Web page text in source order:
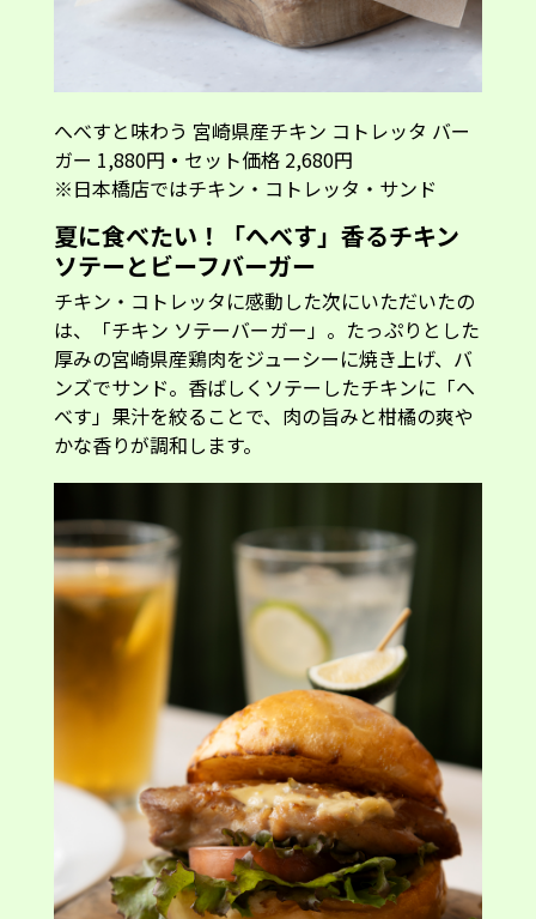
へべすと味わう 宮崎県産チキン コトレッタ バー
ガー 1,880円・セット価格 2,680円
※日本橋店ではチキン・コトレッタ・サンド
夏に食べたい！「へべす」香るチキン
ソテーとビーフバーガー
チキン・コトレッタに感動した次にいただいたの
は、「チキン ソテーバーガー」。たっぷりとした
厚みの宮崎県産鶏肉をジューシーに焼き上げ、バ
ンズでサンド。香ばしくソテーしたチキンに「へ
べす」果汁を絞ることで、肉の旨みと柑橘の爽や
かな香りが調和します。